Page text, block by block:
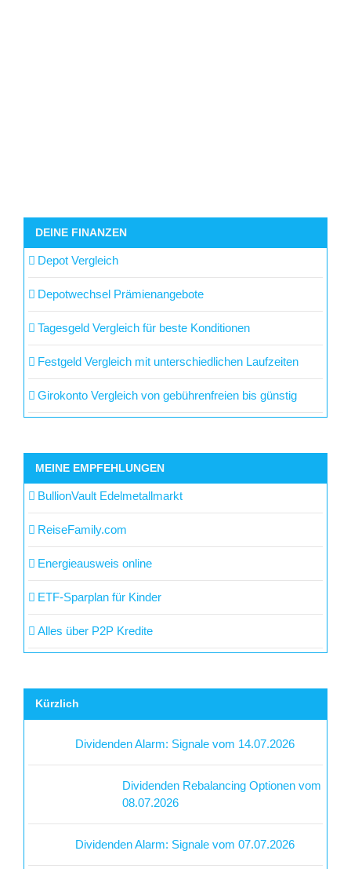
DEINE FINANZEN
Depot Vergleich
Depotwechsel Prämienangebote
Tagesgeld Vergleich für beste Konditionen
Festgeld Vergleich mit unterschiedlichen Laufzeiten
Girokonto Vergleich von gebührenfreien bis günstig
MEINE EMPFEHLUNGEN
BullionVault Edelmetallmarkt
ReiseFamily.com
Energieausweis online
ETF-Sparplan für Kinder
Alles über P2P Kredite
Kürzlich
Dividenden Alarm: Signale vom 14.07.2026
Dividenden Rebalancing Optionen vom
08.07.2026
Dividenden Alarm: Signale vom 07.07.2026